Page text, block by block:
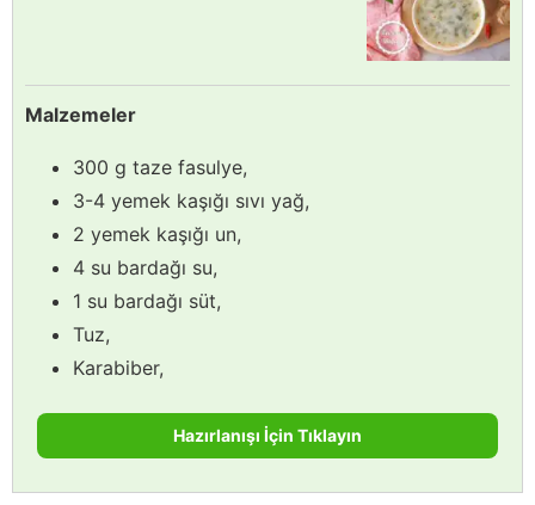
Malzemeler
300 g taze fasulye,
3-4 yemek kaşığı sıvı yağ,
2 yemek kaşığı un,
4 su bardağı su,
1 su bardağı süt,
Tuz,
Karabiber,
Hazırlanışı İçin Tıklayın